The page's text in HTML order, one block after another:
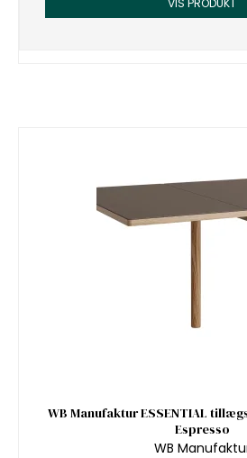
VIS PRODUKT
WB Manufaktur ESSENTIAL
Espresso
WB